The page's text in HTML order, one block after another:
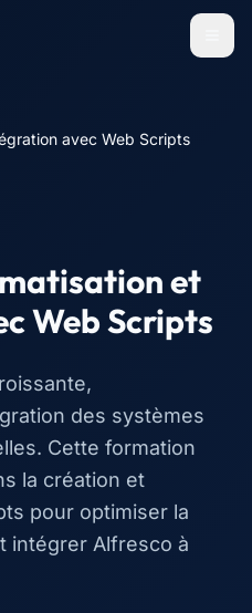
Menu
avec Web Scripts
et
Web Scripts
des systèmes
Cette formation
la création et
pour optimiser la
intégrer Alfresco à